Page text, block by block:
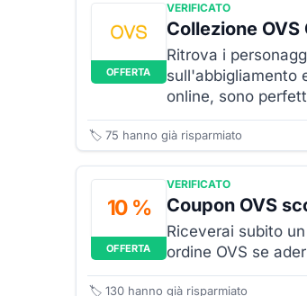
OFFERTA
VERIFICATO
Collezione
Ritrova i
sull'abbigliamento
online, sono
🏷️ 75 hanno già risparmiato
10 %
OFFERTA
VERIFICATO
Coupon OVS
Riceverai subito
ordine OVS se
🏷️ 130 hanno già risparmiato